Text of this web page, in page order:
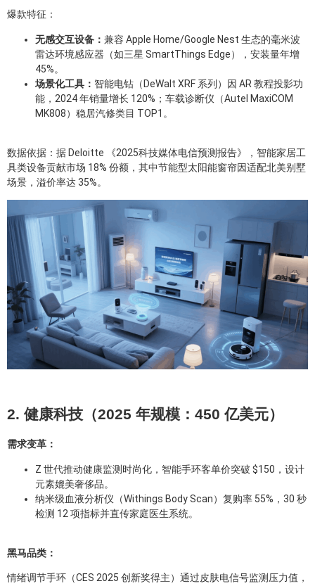
爆款特征：
无感交互设备： 兼容 Apple Home/Google Nest 生态的毫米波
雷达环境感应器（如三星 SmartThings Edge），安装量年增
45%。
场景化工具： 智能电钻（DeWalt XRF 系列）因 AR 教程投影功
能，2024 年销量增长 120%；车载诊断仪（Autel MaxiCOM
MK808）稳居汽修类目 TOP1。
数据依据：据 Deloitte 《2025科技媒体电信预测报告》，智能家居工
具类设备贡献市场 18% 份额，其中节能型太阳能窗帘因适配北美别墅
场景，溢价率达 35%。
2. 健康科技（2025 年规模：450 亿美元）
需求变革：
Z 世代推动健康监测时尚化，智能手环客单价突破 $150，设计
元素媲美奢侈品。
纳米级血液分析仪（Withings Body Scan）复购率 55%，30 秒
检测 12 项指标并直传家庭医生系统。
黑马品类：
情绪调节手环（CES 2025 创新奖得主）通过皮肤电信号监测压力值，